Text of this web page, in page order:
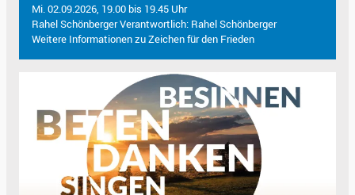
Mi. 02.09.2026, 19.00 bis 19.45 Uhr
Rahel Schönberger Verantwortlich: Rahel Schönberger
Weitere Informationen zu Zeichen für den Frieden